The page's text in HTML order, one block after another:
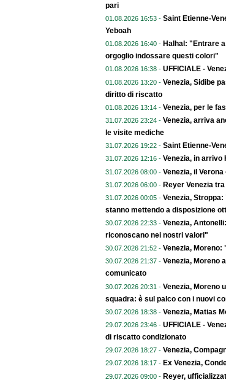
pari
01.08.2026 16:53 - Saint Etienne-
Yeboah
01.08.2026 16:40 - Halhal: "Entrare
orgoglio indossare questi colori"
01.08.2026 16:38 - UFFICIALE -
01.08.2026 13:20 - Venezia, Sidibe
diritto di riscatto
01.08.2026 13:14 - Venezia, per le
31.07.2026 23:24 - Venezia, arriva
le visite mediche
31.07.2026 19:22 - Saint Etienne-
31.07.2026 12:16 - Venezia, in arrivo
31.07.2026 08:00 - Venezia, il
31.07.2026 06:00 - Reyer Venezia
31.07.2026 00:05 - Venezia,
stanno mettendo a disposizione
30.07.2026 22:33 - Venezia,
riconoscano nei nostri valori"
30.07.2026 21:52 - Venezia,
30.07.2026 21:37 - Venezia, Moreno
comunicato
30.07.2026 20:31 - Venezia, Moreno
squadra: è sul palco con i nuovi
30.07.2026 18:38 - Venezia, Matias
29.07.2026 23:46 - UFFICIALE -
di riscatto condizionato
29.07.2026 18:27 - Venezia,
29.07.2026 18:17 - Ex Venezia,
29.07.2026 09:00 - Reyer,